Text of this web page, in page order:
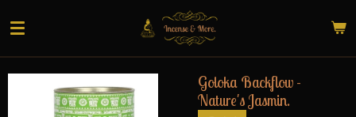
direct
naar
de
hoofdinhoud
Goloka Backflow -
Nature's Jasmin.